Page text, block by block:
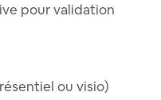
pour validation
ou visio)